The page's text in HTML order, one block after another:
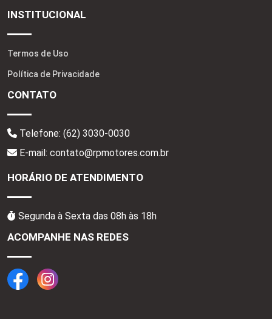
INSTITUCIONAL
Termos de Uso
Política de Privacidade
CONTATO
Telefone: (62) 3030-0030
E-mail: contato@rpmotores.com.br
HORÁRIO DE ATENDIMENTO
Segunda à Sexta das 08h às 18h
ACOMPANHE NAS REDES